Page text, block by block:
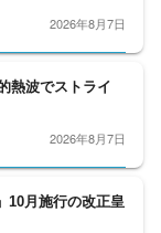
2026年8月7日
熱波でストライ
2026年8月7日
10月施行の改正皇